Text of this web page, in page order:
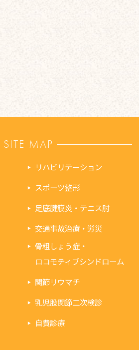
SITE MAP
リハビリテーション
スポーツ整形
足底腱膜炎・テニス肘
交通事故治療・労災
骨粗しょう症・
ロコモティブシンドローム
関節リウマチ
乳児股関節二次検診
自費診療